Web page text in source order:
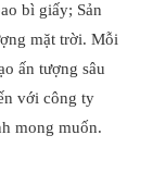
bì giấy; Sản
mặt trời. Mỗi
ấn tượng sâu
với công ty
mong muốn.